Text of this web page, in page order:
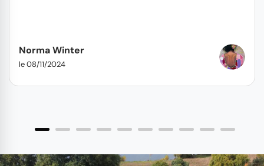
Norma Winter
le 08/11/2024